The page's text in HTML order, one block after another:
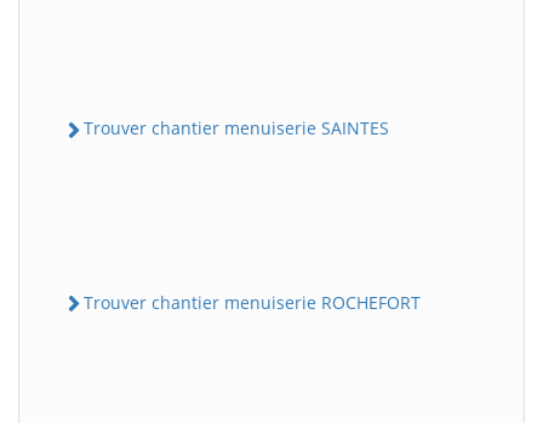
Trouver chantier menuiserie SAINTES
Trouver chantier menuiserie ROCHEFORT